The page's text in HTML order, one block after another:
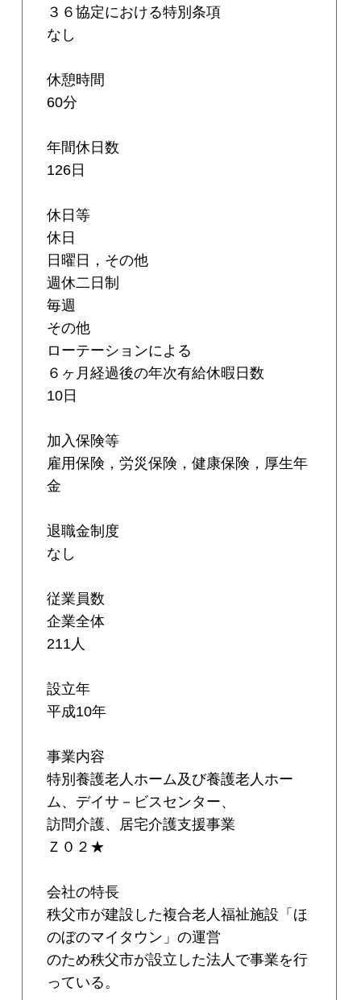
３６協定における特別条項
なし
休憩時間
60分
年間休日数
126日
休日等
休日
日曜日，その他
週休二日制
毎週
その他
ローテーションによる
６ヶ月経過後の年次有給休暇日数
10日
加入保険等
雇用保険，労災保険，健康保険，厚生年
金
退職金制度
なし
従業員数
企業全体
211人
設立年
平成10年
事業内容
特別養護老人ホーム及び養護老人ホー
ム、デイサ－ビスセンター、
訪問介護、居宅介護支援事業
Ｚ０２★
会社の特長
秩父市が建設した複合老人福祉施設「ほ
のぼのマイタウン」の運営
のため秩父市が設立した法人で事業を行
っている。